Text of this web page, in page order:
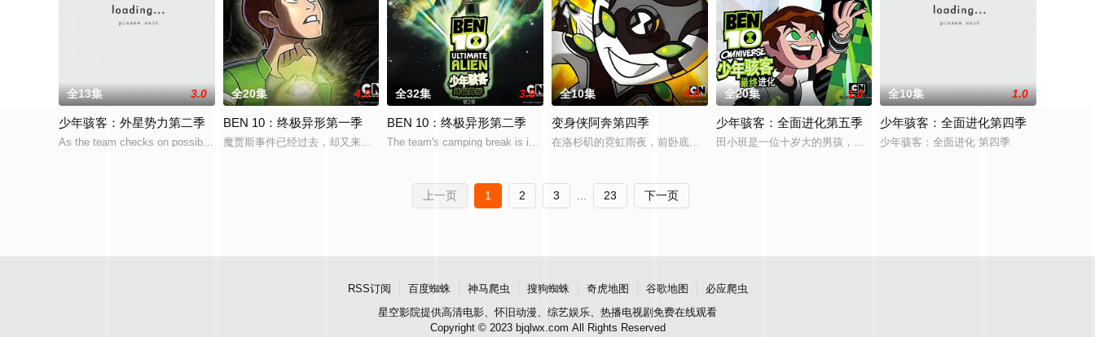
全13集 3.0
少年骇客：外星势力第二季
As the team checks on possible alien activi
全20集 4.0
BEN 10：终极异形第一季
魔贾斯事件已经过去，却又来了新的危机。他就是阿格果。阿格果的邪恶计划是要吸取五个独特异
全32集 3.0
BEN 10：终极异形第二季
The team's camping break is interrupted whe
全10集 4.0
变身侠阿奔第四季
在洛杉矶的霓虹雨夜，前卧底探员阿奔因挚友遭“公司”出卖惨死，体内被植入的纳米变身系统成
全20集 1.0
少年骇客：全面进化第五季
田小班是一位十岁大的男孩，他的生活因为一个撞上地球的陨石而永远改变。从
全10集 1.0
少年骇客：全面进化第四季
少年骇客：全面进化 第四季
上一页 1 2 3 ... 23 下一页
RSS订阅 百度蜘蛛 神马爬虫 搜狗蜘蛛 奇虎地图 谷歌地图
必应爬虫
星空影院提供高清电影、怀旧动漫、综艺娱乐、热播电视剧免费在线观看
Copyright © 2023 bjqlwx.com All Rights Reserved